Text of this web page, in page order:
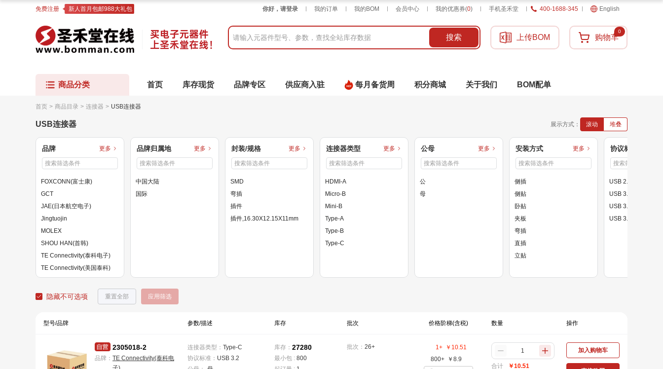
免费注册 新人首月包邮988大礼包 你好，请登录 我的订单 我的BOM 会员中心 我的优惠券(0) 手机圣禾堂 400-1688-345 English
搜索 上传BOM 购物车
0
商品分类 首页 库存现货 品牌专区 供应商入驻 每月备货周 积分商城 关于我们 BOM配单
首页 > 商品目录 > 连接器 > USB连接器
USB连接器 展示方式： 滚动 堆叠
品牌 更多
FOXCONN(富士康)
GCT
JAE(日本航空电子)
Jingtuojin
MOLEX
SHOU HAN(首韩)
TE Connectivity(泰科电子)
TE Connectivity(美国泰科)
XUNPU(讯普)
hanxia(韩下)
品牌归属地 更多
中国大陆
国际
封装/规格 更多
SMD
弯插
插件
插件,16.30X12.15X11mm
连接器类型 更多
HDMI-A
Micro-B
Mini-B
Type-A
Type-B
Type-C
公母 更多
公
母
安装方式 更多
侧插
侧贴
卧贴
夹板
弯插
直插
立贴
协议标准
USB 2.0
USB 3.0
USB 3.1
USB 3.2
隐藏不可选项 重置全部 应用筛选
型号/品牌 参数/描述 库存 批次 价格阶梯(含税) 数量 操作
2305018-2
品牌： TE Connectivity(泰科电
连接器类型 ： Type-C
协议标准： USB 3.2
库存：27280
最小包 :800
批次： 26+ 1+ ￥ 10.51
800+
￥8.9
合计 ￥10.51
加入购物车